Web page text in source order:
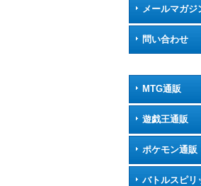
メールマガジ
問い合わせ
MTG通販
遊戯王通販
ポケモン通販
バトルスピリ